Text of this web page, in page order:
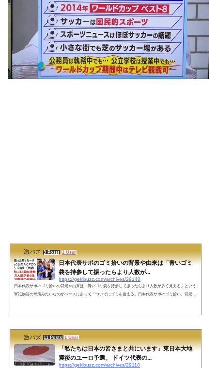
激バズ 9 Posts 1 User
日本代表サポのゴミ拾いの背景や由来は「青いゴミ
袋を持参して振ったらより人数が...
https://gekibuzz.com/archives/29140
日本代表サポのゴミ拾いの背景や由来は「青いゴミ袋を持参して振ったらより人数が多く見える」という
軍記物語の奇策みたいなのがベースにあって「ついでにゴミを拾える」日本代表サポのゴミ拾い、背景を
激バズ 11 Posts 1 User
「私たちは日本の皆さまと共にいます」東日本大地
震後のユーロ予選。 ドイツ代表の...
https://gekibuzz.com/archives/29110